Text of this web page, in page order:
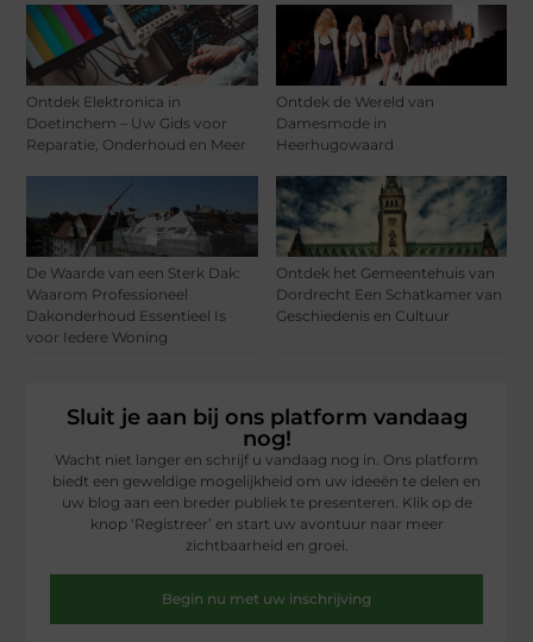
Ontdek Elektronica in
Doetinchem – Uw Gids voor
Reparatie, Onderhoud en Meer
Ontdek de Wereld van
Damesmode in
Heerhugowaard
De Waarde van een Sterk Dak:
Waarom Professioneel
Dakonderhoud Essentieel Is
voor Iedere Woning
Ontdek het Gemeentehuis van
Dordrecht Een Schatkamer van
Geschiedenis en Cultuur
Sluit je aan bij ons platform vandaag
nog!
Wacht niet langer en schrijf u vandaag nog in. Ons platform
biedt een geweldige mogelijkheid om uw ideeën te delen en
uw blog aan een breder publiek te presenteren. Klik op de
knop ‘Registreer’ en start uw avontuur naar meer
zichtbaarheid en groei.
Begin nu met uw inschrijving